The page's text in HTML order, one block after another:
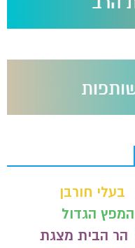
בעלי חורבן
המפץ הגדול
הר הבית מצגת